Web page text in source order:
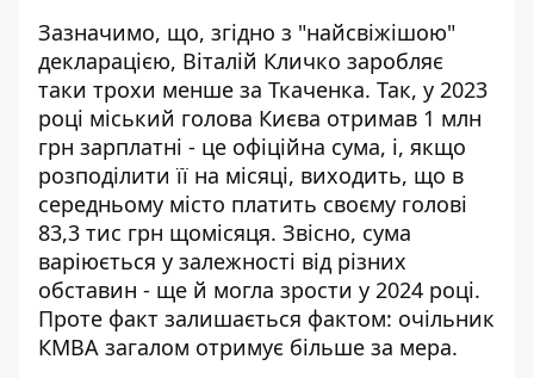
Зазначимо, що, згідно з "найсвіжішою"
декларацією, Віталій Кличко заробляє
таки трохи менше за Ткаченка. Так, у 2023
році міський голова Києва отримав 1 млн
грн зарплатні - це офіційна сума, і, якщо
розподілити її на місяці, виходить, що в
середньому місто платить своєму голові
83,3 тис грн щомісяця. Звісно, сума
варіюється у залежності від різних
обставин - ще й могла зрости у 2024 році.
Проте факт залишається фактом: очільник
КМВА загалом отримує більше за мера.